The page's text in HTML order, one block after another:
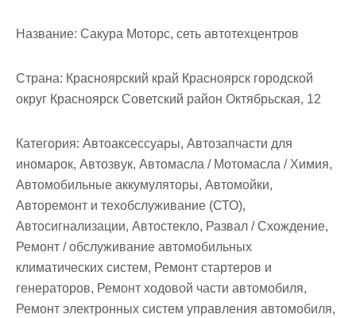
Название: Сакура Моторс, сеть автотехцентров
Страна: Красноярский край Красноярск городской
округ Красноярск Советский район Октябрьская, 12
Категория: Автоаксессуары, Автозапчасти для
иномарок, Автозвук, Автомасла / Мотомасла / Химия,
Автомобильные аккумуляторы, Автомойки,
Авторемонт и техобслуживание (СТО),
Автосигнализации, Автостекло, Развал / Схождение,
Ремонт / обслуживание автомобильных
климатических систем, Ремонт стартеров и
генераторов, Ремонт ходовой части автомобиля,
Ремонт электронных систем управления автомобиля,